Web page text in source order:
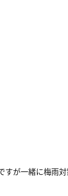
すが一緒に梅雨